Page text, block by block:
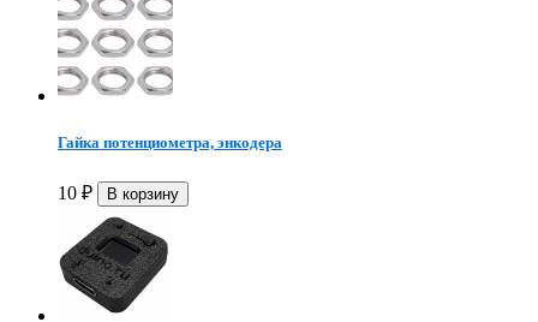
Гайка потенциометра, энкодера
10 ₽